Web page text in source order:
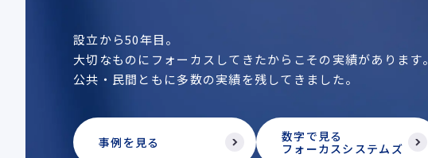
設立から50年目。
大切なものにフォーカスしてきたからこその実績があります。
公共・民間ともに多数の実績を残してきました。
事例を見る
数字で見る
フォーカスシステムズ